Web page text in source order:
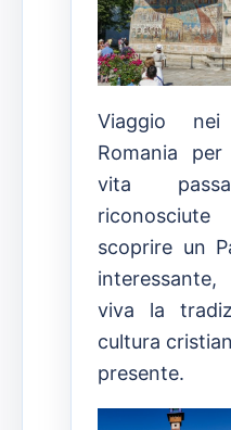
Viaggio
Romania
vita
scoprire un
viva la
cultura
presente.